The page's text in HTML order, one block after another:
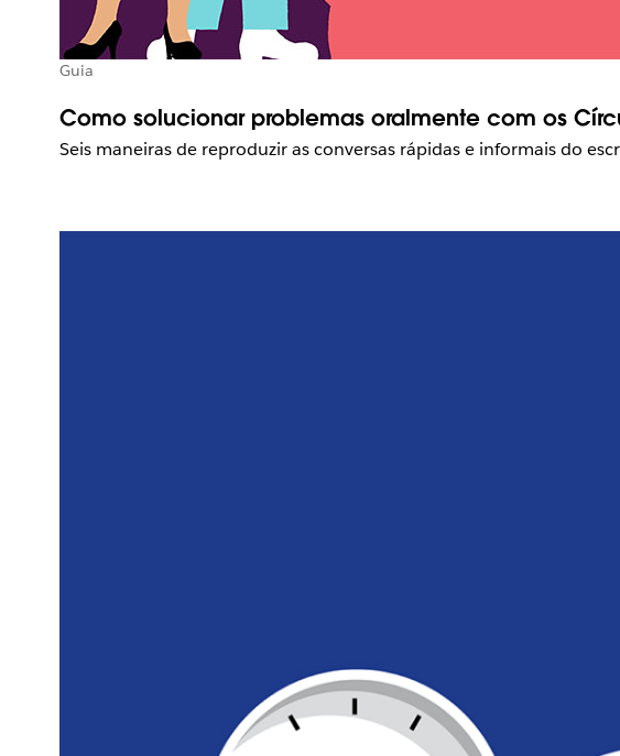
Guia
Como solucionar problemas oralmente com os
Seis maneiras de reproduzir as conversas rápidas e informais do